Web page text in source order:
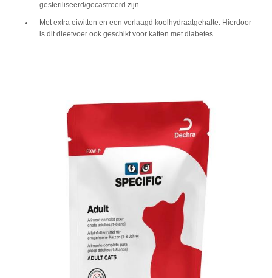
gesteriliseerd/gecastreerd zijn.
Met extra eiwitten en een verlaagd koolhydraatgehalte. Hierdoor
is dit dieetvoer ook geschikt voor katten met diabetes.